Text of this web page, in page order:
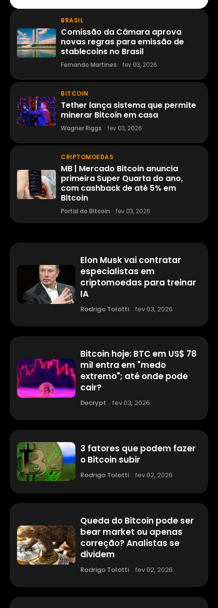
BRASIL
Comissão da Câmara aprova
novas regras para emissão de
stablecoins no Brasil
Fernando Martines · fev 03, 2026
BITCOIN
Tether lança sistema que permite
minerar Bitcoin em casa
Wagner Riggs · fev 03, 2026
CRIPTOMOEDAS
MB | Mercado Bitcoin anuncia
primeira Super Quarta do ano,
com cashback de até 5% em
Bitcoin
Portal do Bitcoin · fev 03, 2026
Elon Musk vai contratar
especialistas em
criptomoedas para treinar
IA
Rodrigo Tolotti . fev 03, 2026
Bitcoin hoje: BTC em US$ 78
mil entra em "medo
extremo"; até onde pode
cair?
Decrypt . fev 03, 2026
3 fatores que podem fazer
o Bitcoin subir
Rodrigo Tolotti . fev 02, 2026
Queda do Bitcoin pode ser
bear market ou apenas
correção? Analistas se
dividem
Rodrigo Tolotti . fev 02, 2026